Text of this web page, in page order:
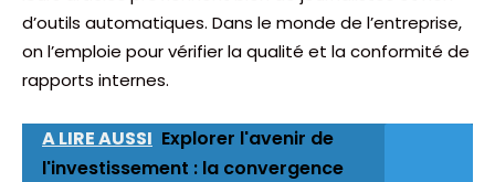
d’outils automatiques. Dans le monde de l’entreprise,
on l’emploie pour vérifier la qualité et la conformité de
rapports internes.
A LIRE AUSSI Explorer l'avenir de
l'investissement : la convergence